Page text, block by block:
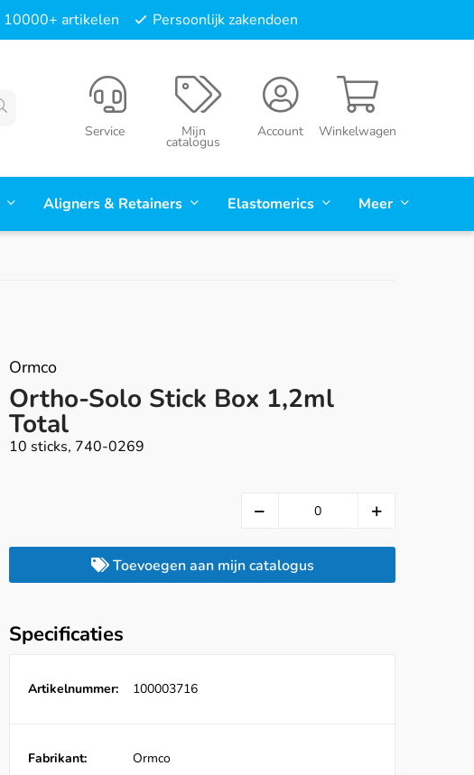
10000+ artikelen Persoonlijk zakendoen
Winkelwagen
Account
Mijn
catalogus
Service
Aligners & Retainers Elastomerics Meer
Ormco
Ortho-Solo Stick Box 1,2ml
Total
10 sticks, 740-0269
Toevoegen aan mijn catalogus
Specificaties
Artikelnummer: 100003716
Fabrikant: Ormco